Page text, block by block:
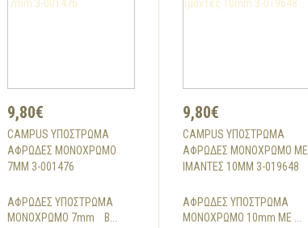
9,80€
CAMPUS ΥΠΌΣΤΡΩΜΑ
ΑΦΡΏΔΕΣ ΜΟΝΌΧΡΩΜΟ
7MM 3-001476
ΑΦΡΩΔΕΣ ΥΠΟΣΤΡΩΜΑ
ΜΟΝΟΧΡΩΜΟ 7mm Β...
9,80€
CAMPUS ΥΠΌΣΤΡΩΜΑ
ΑΦΡΏΔΕΣ ΜΟΝΌΧΡΩΜΟ ΜΕ
ΙΜΆΝΤΕΣ 10MM 3-019648
ΑΦΡΩΔΕΣ ΥΠΟΣΤΡΩΜΑ
ΜΟΝΟΧΡΩΜΟ 10mm ΜΕ ...